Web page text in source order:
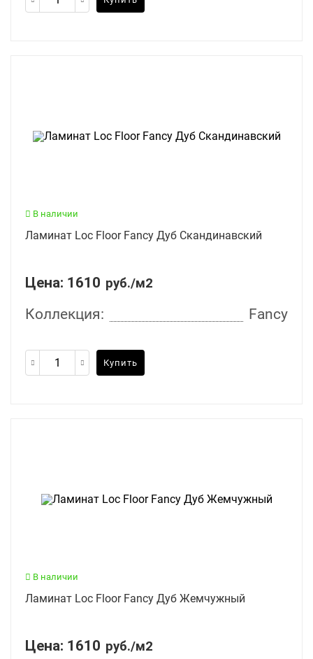
В наличии
Ламинат Loc Floor Fancy Дуб Скандинавский
Цена: 1610 руб./м2
Коллекция: Fancy
Купить
В наличии
Ламинат Loc Floor Fancy Дуб Жемчужный
Цена: 1610 руб./м2